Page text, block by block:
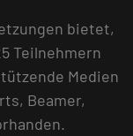
bietet,
Teilnehmern
Medien
Beamer,